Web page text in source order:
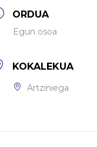
ORDUA
Egun osoa
KOKALEKUA
Artziniega